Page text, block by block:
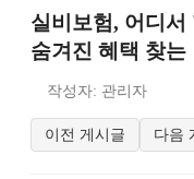
실비보험, 어디
숨겨진 혜택 찾는
작성자: 관리자
이전 게시글 다음